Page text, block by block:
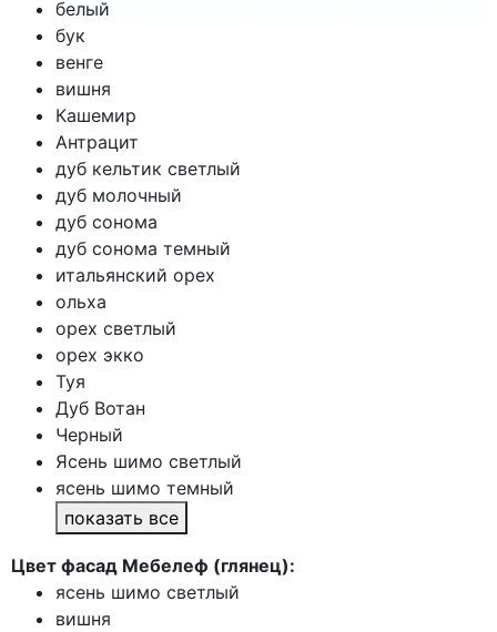
белый
бук
венге
вишня
Кашемир
Антрацит
дуб кельтик светлый
дуб молочный
дуб сонома
дуб сонома темный
итальянский орех
ольха
орех светлый
орех экко
Туя
Дуб Вотан
Черный
Ясень шимо светлый
ясень шимо темный
показать все
Цвет фасад Мебелеф (глянец):
ясень шимо светлый
вишня